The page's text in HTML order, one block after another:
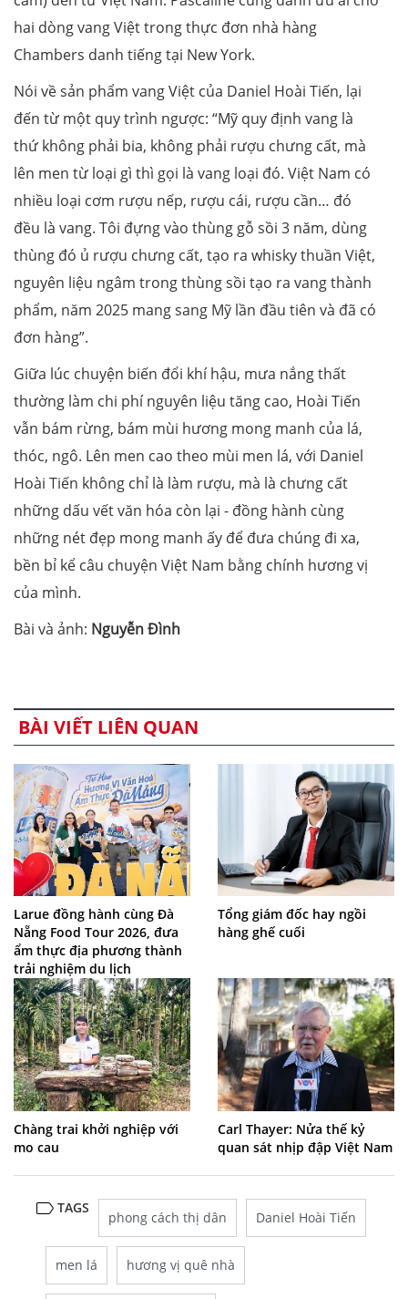
hai dòng vang Việt trong thực đơn nhà hàng
Chambers danh tiếng tại New York.
Nói về sản phẩm vang Việt của Daniel Hoài Tiến, lại
đến từ một quy trình ngược: “Mỹ quy định vang là
thứ không phải bia, không phải rượu chưng cất, mà
lên men từ loại gì thì gọi là vang loại đó. Việt Nam có
nhiều loại cơm rượu nếp, rượu cái, rượu cần… đó
đều là vang. Tôi đựng vào thùng gỗ sồi 3 năm, dùng
thùng đó ủ rượu chưng cất, tạo ra whisky thuần Việt,
nguyên liệu ngâm trong thùng sồi tạo ra vang thành
phẩm, năm 2025 mang sang Mỹ lần đầu tiên và đã có
đơn hàng”.
Giữa lúc chuyện biến đổi khí hậu, mưa nắng thất
thường làm chi phí nguyên liệu tăng cao, Hoài Tiến
vẫn bám rừng, bám mùi hương mong manh của lá,
thóc, ngô. Lên men cao theo mùi men lá, với Daniel
Hoài Tiến không chỉ là làm rượu, mà là chưng cất
những dấu vết văn hóa còn lại - đồng hành cùng
những nét đẹp mong manh ấy để đưa chúng đi xa,
bền bỉ kể câu chuyện Việt Nam bằng chính hương vị
của mình.
Bài và ảnh: Nguyễn Đình
BÀI VIẾT LIÊN QUAN
Larue đồng hành cùng Đà
Nẵng Food Tour 2026, đưa
ẩm thực địa phương thành
trải nghiệm du lịch
Tổng giám đốc hay ngồi
hàng ghế cuối
Chàng trai khởi nghiệp với
mo cau
Carl Thayer: Nửa thế kỷ
quan sát nhịp đập Việt Nam
TAGS
phong cách thị dân Daniel Hoài Tiến
men lá hương vị quê nhà